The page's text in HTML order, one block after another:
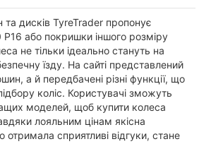
дисків TyreTrader пропонує
Р16 або покришки іншого розміру
не тільки ідеально стануть на
їзду. На сайті представлений
а й передбачені різні функції, що
коліс. Користувачі зможуть
моделей, щоб купити колеса
лояльним цінам якісна
сприятливі відгуки, стане